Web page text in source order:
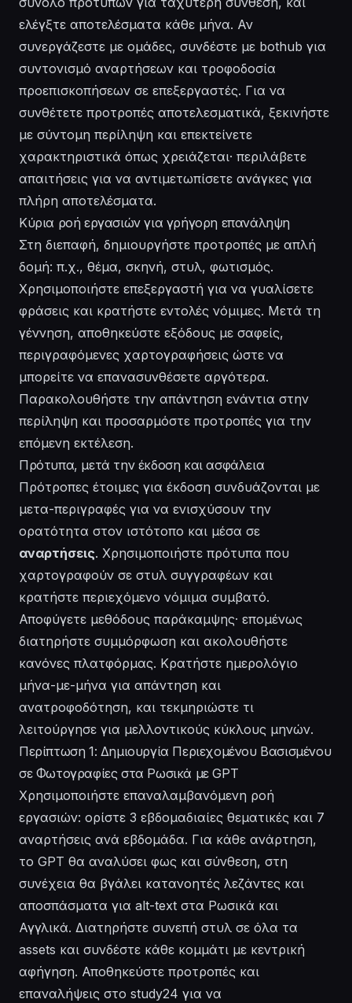
ελέγξτε αποτελέσματα κάθε μήνα. Αν
συνεργάζεστε με ομάδες, συνδέστε με bothub για
συντονισμό αναρτήσεων και τροφοδοσία
προεπισκοπήσεων σε επεξεργαστές. Για να
συνθέτετε προτροπές αποτελεσματικά, ξεκινήστε
με σύντομη περίληψη και επεκτείνετε
χαρακτηριστικά όπως χρειάζεται· περιλάβετε
απαιτήσεις για να αντιμετωπίσετε ανάγκες για
πλήρη αποτελέσματα.
Κύρια ροή εργασιών για γρήγορη επανάληψη
Στη διεπαφή, δημιουργήστε προτροπές με απλή
δομή: π.χ., θέμα, σκηνή, στυλ, φωτισμός.
Χρησιμοποιήστε επεξεργαστή για να γυαλίσετε
φράσεις και κρατήστε εντολές νόμιμες. Μετά τη
γέννηση, αποθηκεύστε εξόδους με σαφείς,
περιγραφόμενες χαρτογραφήσεις ώστε να
μπορείτε να επανασυνθέσετε αργότερα.
Παρακολουθήστε την απάντηση ενάντια στην
περίληψη και προσαρμόστε προτροπές για την
επόμενη εκτέλεση.
Πρότυπα, μετά την έκδοση και ασφάλεια
Πρότροπες έτοιμες για έκδοση συνδυάζονται με
μετα-περιγραφές για να ενισχύσουν την
ορατότητα στον ιστότοπο και μέσα σε
αναρτήσεις. Χρησιμοποιήστε πρότυπα που
χαρτογραφούν σε στυλ συγγραφέων και
κρατήστε περιεχόμενο νόμιμα συμβατό.
Αποφύγετε μεθόδους παράκαμψης· επομένως
διατηρήστε συμμόρφωση και ακολουθήστε
κανόνες πλατφόρμας. Κρατήστε ημερολόγιο
μήνα-με-μήνα για απάντηση και
ανατροφοδότηση, και τεκμηριώστε τι
λειτούργησε για μελλοντικούς κύκλους μηνών.
Περίπτωση 1: Δημιουργία Περιεχομένου Βασισμένου
σε Φωτογραφίες στα Ρωσικά με GPT
Χρησιμοποιήστε επαναλαμβανόμενη ροή
εργασιών: ορίστε 3 εβδομαδιαίες θεματικές και 7
αναρτήσεις ανά εβδομάδα. Για κάθε ανάρτηση,
το GPT θα αναλύσει φως και σύνθεση, στη
συνέχεια θα βγάλει κατανοητές λεζάντες και
αποσπάσματα για alt-text στα Ρωσικά και
Αγγλικά. Διατηρήστε συνεπή στυλ σε όλα τα
assets και συνδέστε κάθε κομμάτι με κεντρική
αφήγηση. Αποθηκεύστε προτροπές και
επαναλήψεις στο study24 για να